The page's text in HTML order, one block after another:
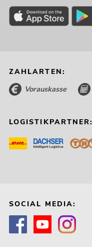
ZAHLARTEN:
Vorauskasse
LOGISTIKPARTNER:
SOCIAL MEDIA: